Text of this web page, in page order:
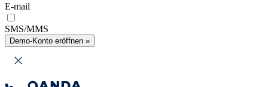
E-mail
SMS/MMS
Demo-Konto eröffnen »